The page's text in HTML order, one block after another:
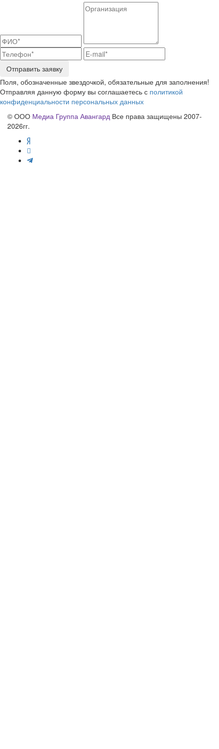
Отправить заявку
Поля, обозначенные звездочкой, обязательные для заполнения!
Отправляя данную форму вы соглашаетесь с политикой
конфиденциальности персональных данных
© ООО Медиа Группа Авангард Все права защищены 2007-
2026гг.